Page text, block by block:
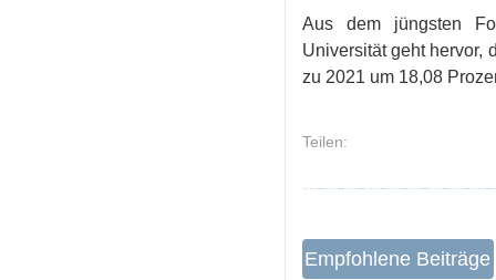
Aus dem jüngsten
Universität geht hervor,
zu 2021 um 18,08
Teilen:
Empfohlene Beiträge